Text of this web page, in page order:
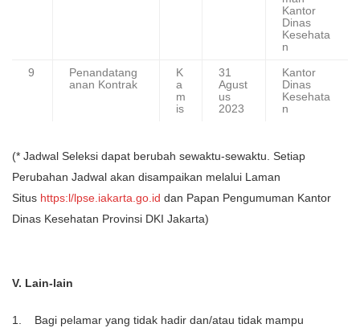
Kantor
Dinas
Kesehata
n
9
Penandatang
anan Kontrak
K
a
m
is
31
Agust
us
2023
Kantor
Dinas
Kesehata
n
(* Jadwal Seleksi dapat berubah sewaktu-sewaktu. Setiap
Perubahan Jadwal akan disampaikan melalui Laman
Situs https:l/lpse.iakarta.go.id dan Papan Pengumuman Kantor
Dinas Kesehatan Provinsi DKI Jakarta)
V. Lain-lain
1. Bagi pelamar yang tidak hadir dan/atau tidak mampu